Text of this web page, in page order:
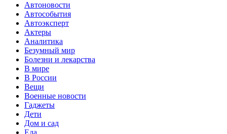
Автоновости
Автособытия
Автоэксперт
Актеры
Аналитика
Безумный мир
Болезни и лекарства
В мире
В России
Вещи
Военные новости
Гаджеты
Дети
Дом и сад